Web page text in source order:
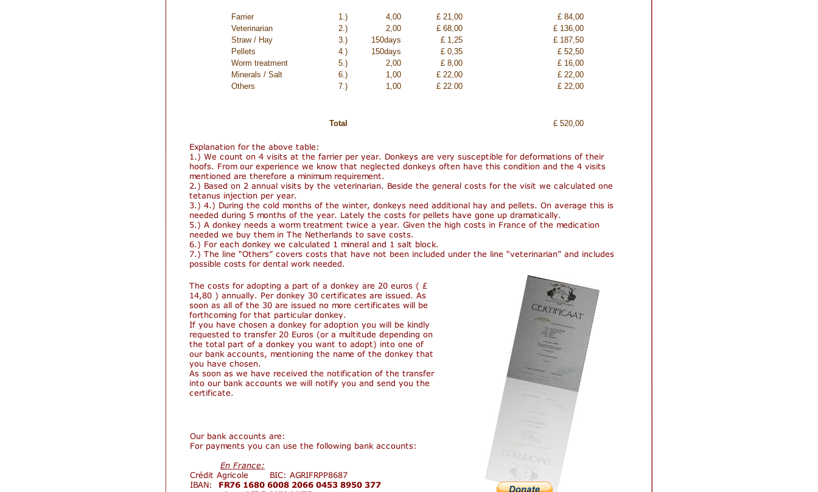
Farrier 1.) 4,00 £ 21,00
£ 84,00
Veterinarian
2.) 2,00 £ 68,00
£ 136,00
Straw / Hay
3.) 150days £ 1,25
£ 187,50
Pellets
4.) 150days £ 0,35
£ 52,50
Worm treatment
5.) 2,00 £ 8,00
£ 16,00
Minerals / Salt
6.) 1,00 £ 22,00
£ 22,00
Others
7.) 1,00 £ 22.00 £ 22,00
Total £ 520,00